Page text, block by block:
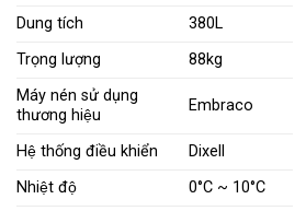
Dung tích
380L
Trọng lượng
88kg
Máy nén sử dụng
thương hiệu
Embraco
Hệ thống điều khiển
Dixell
Nhiệt độ
0°C ~ 10°C